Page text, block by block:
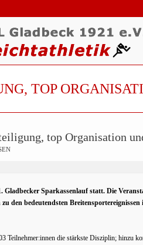
TOP
top Organisation
Gladbecker Sparkassenlauf statt. Die
den bedeutendsten
Teilnehmer:innen die stärkste Disziplin; hinzu